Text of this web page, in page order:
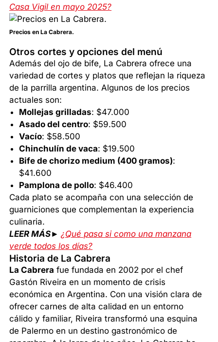
Casa Vigil en mayo 2025?
Precios en La Cabrera.
Otros cortes y opciones del menú
Además del ojo de bife, La Cabrera ofrece una
variedad de cortes y platos que reflejan la riqueza
de la parrilla argentina. Algunos de los precios
actuales son:
Mollejas grilladas: $47.000
Asado del centro: $59.500
Vacío: $58.500
Chinchulín de vaca: $19.500
Bife de chorizo medium (400 gramos):
$41.600
Pamplona de pollo: $46.400
Cada plato se acompaña con una selección de
guarniciones que complementan la experiencia
culinaria.
LEER MÁS►¿Qué pasa si como una manzana
verde todos los días?
Historia de La Cabrera
La Cabrera fue fundada en 2002 por el chef
Gastón Riveira en un momento de crisis
económica en Argentina. Con una visión clara de
ofrecer carnes de alta calidad en un entorno
cálido y familiar, Riveira transformó una esquina
de Palermo en un destino gastronómico de